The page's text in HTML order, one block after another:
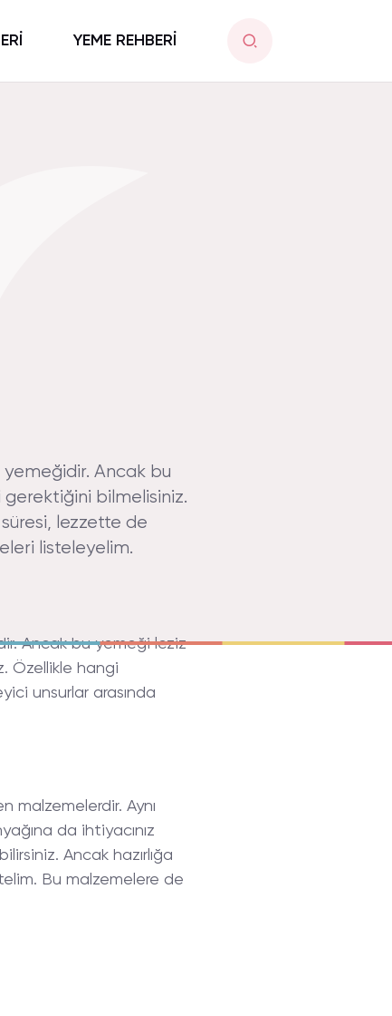
YEME REHBERİ
yemeğidir. Ancak bu
bilmelisiniz.
lezzette de
listeleyelim.
Ancak bu yemeği leziz
Özellikle hangi
unsurlar arasında
malzemelerdir. Aynı
da ihtiyacınız
Ancak hazırlığa
Bu malzemelere de